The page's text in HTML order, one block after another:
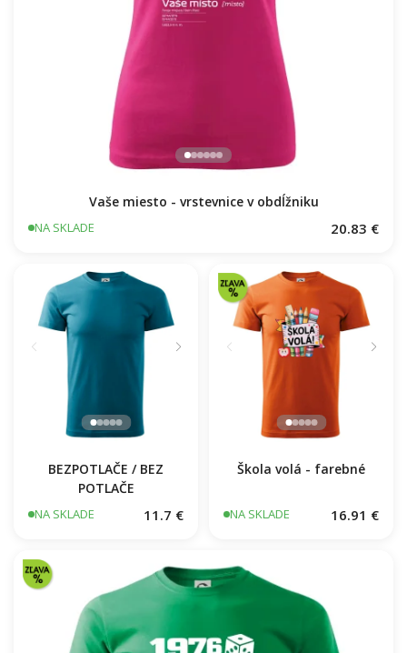
Vaše miesto - vrstevnice v obdĺžniku
NA SKLADE 20.83 €
BEZPOTLAČE / BEZ
POTLAČE
NA SKLADE 11.7 €
Škola volá - farebné
NA SKLADE 16.91 €